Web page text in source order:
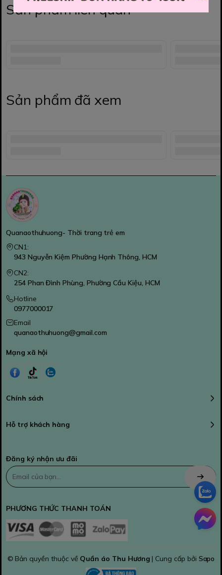
Sản phẩm liên quan
Sản phẩm đã xem
Quanaothuhuong- Thời trang trẻ em
CN1:
943 Nguyễn Kiệm Phường Hạnh Thông, HCM
CN2:
254 Phan Đình Phùng, Phường Cầu Kiệu, HCM
Hotline
0977000017
Email
quanaothuhuong@gmail.com
Mạng xã hội
Chính sách
Hỗ trợ khách hàng
Đăng ký nhận ưu đãi
PHƯƠNG THỨC THANH TOÁN
© Bản quyền thuộc về Quần áo Thu Hương | Cung cấp bởi Sapo